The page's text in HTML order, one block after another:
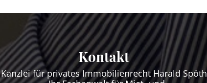
Kontakt
Kanzlei für privates Immobilienrecht Harald Spöth